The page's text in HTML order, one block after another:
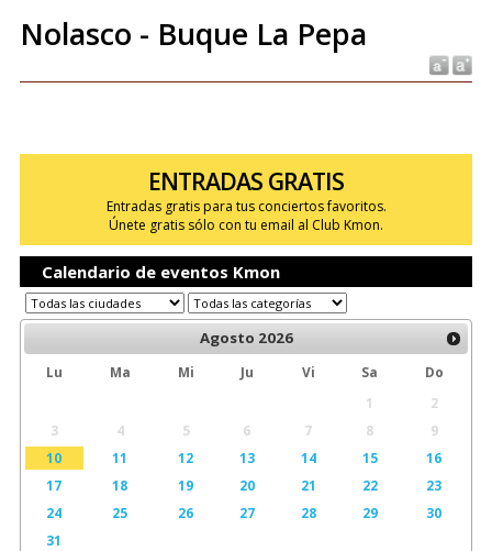
Nolasco - Buque La Pepa
ENTRADAS GRATIS
Entradas gratis para tus conciertos favoritos.
Únete gratis sólo con tu email al Club Kmon.
Calendario de eventos Kmon
Agosto 2026
Lu Ma Mi Ju Vi Sa
Do
1
2
3
4 5 6 7 8
9
10
11 12 13 14 15
16
17
18 19 20 21 22
23
24
25 26 27 28 29
30
31